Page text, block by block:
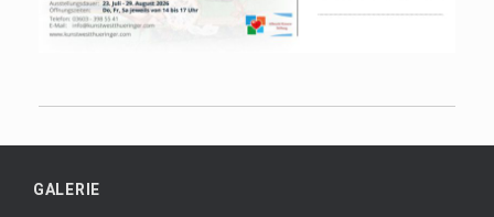
GALERIE